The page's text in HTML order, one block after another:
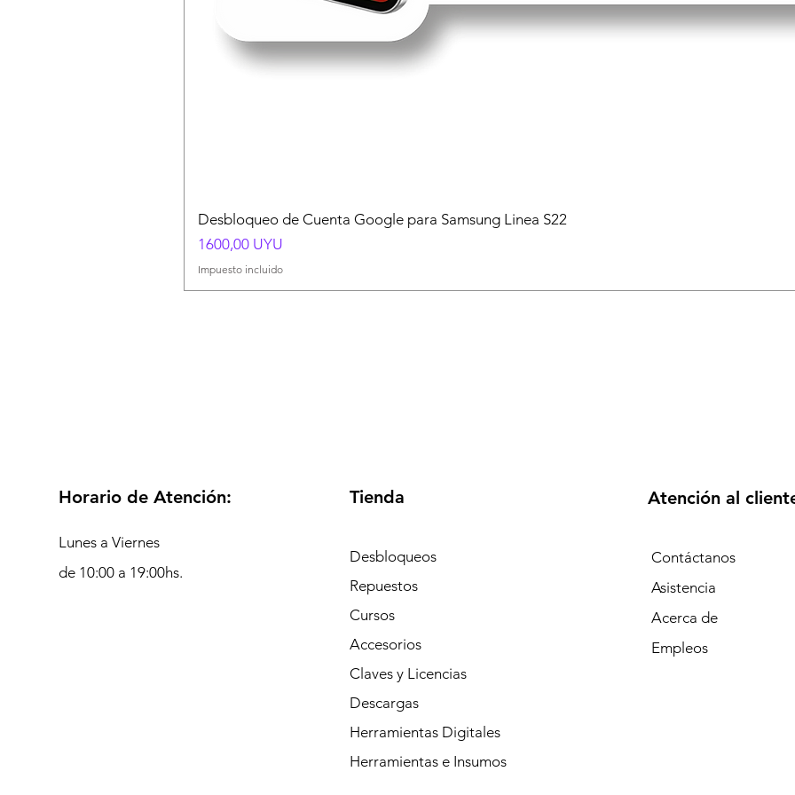
Desbloqueo de Cuenta Google para Samsung Linea S22
Precio
1600,00 UYU
Impuesto incluido
Horario de Atención:
Lunes a Viernes
de 10:00 a 19:00hs.
Tienda
Desbloqueos
Repuestos
Cursos
Accesorios
Claves y Licencias
Descargas
Herramientas Digitales
Herramientas e Insumos
Atención al
Contáctanos
Asistencia
Acerca de
Empleos